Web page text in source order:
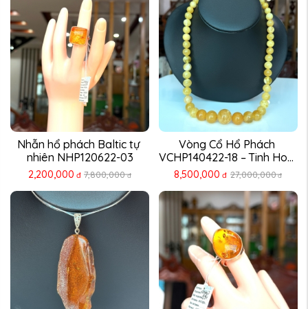
Nhẫn hổ phách Baltic tự
nhiên NHP120622-03
2,200,000 đ 7,800,000 đ
Vòng Cổ Hổ Phách
VCHP140422-18 – Tinh Hoa
...
8,500,000 đ 27,000,000 đ